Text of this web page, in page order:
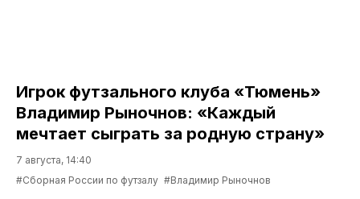
Игрок футзального клуба «Тюмень»
Владимир Рыночнов: «Каждый
мечтает сыграть за родную страну»
7 августа, 14:40
#Сборная России по футзалу #Владимир Рыночнов